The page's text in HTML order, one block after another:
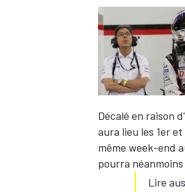
WEC
Décalé en raison
aura lieu les 1er
même week-end
pourra
Lire